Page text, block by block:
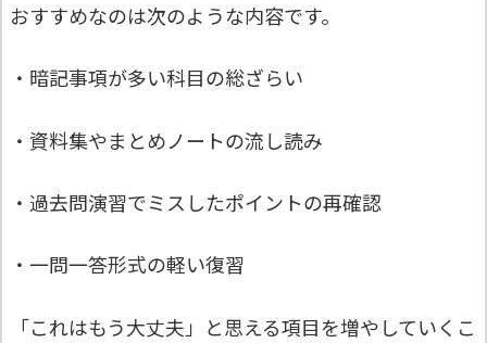
おすすめなのは次のような内容です。
・暗記事項が多い科目の総ざらい
・資料集やまとめノートの流し読み
・過去問演習でミスしたポイントの再確認
・一問一答形式の軽い復習
「これはもう大丈夫」と思える項目を増やしていくこ